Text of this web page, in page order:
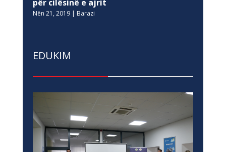
për cilësinë e ajrit
Nën 21, 2019| Barazi
EDUKIM